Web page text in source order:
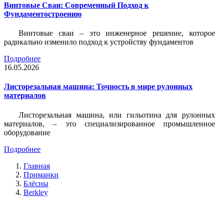
Винтовые Сваи: Современный Подход к
Фундаментостроению
Винтовые сваи – это инженерное решение, которое
радикально изменило подход к устройству фундаментов
Подробнее
16.05.2026
Листорезальная машина: Точность в мире рулонных
материалов
Листорезальная машина, или гильотина для рулонных
материалов, – это специализированное промышленное
оборудование
Подробнее
Главная
Приманки
Блёсны
Berkley